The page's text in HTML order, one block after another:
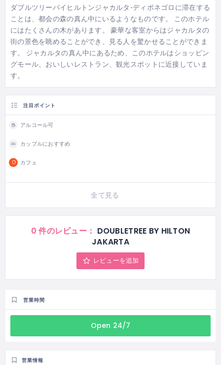
ダブルツリーバイヒルトンジャカルタ-ディポネゴロに滞在する
ことは、都会の森の真ん中にいるようなものです。 このホテル
にはたくさんの木があります。 豪華な客室からはジャカルタの
街の景色を眺めることができ、見る人を驚かせることができま
す。 ジャカルタの真ん中にあるため、このホテルはショッピン
グモール、おいしいレストラン、観光スポットに近接していま
す。
注目ポイント
アルコール可
カップルにおすすめ
カフェ
全て見る
0 件のレビュー： DOUBLETREE BY HILTON
JAKARTA
レビューを追加
営業時間
Open 24/7
営業情報